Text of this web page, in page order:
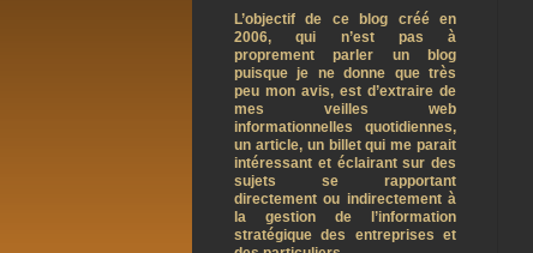
L’objectif de ce blog créé en
2006, qui n’est pas à
proprement parler un blog
puisque je ne donne que très
peu mon avis, est d’extraire de
mes veilles web
informationnelles quotidiennes,
un article, un billet qui me parait
intéressant et éclairant sur des
sujets se rapportant
directement ou indirectement à
la gestion de l’information
stratégique des entreprises et